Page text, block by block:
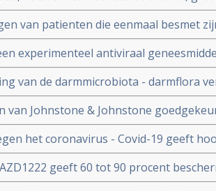
het coronavirus - Covid-19 dan
van patienten die eenmaal besmet
zelden voor blijkt uit nieuwe
experimenteel antiviraal
coronavirussen en specifiek
bij alle deelnemende patienten.
van de darmmicrobiota - darmflora
de functies in het darmmicrobioom
beinvloeden de ernst van de ziekte
van Johnstone & Johnstone
coronavirus.
het coronavirus - Covid-19 geeft
effectiviteit, maar er zijn nog veel
geeft 60 tot 90 procent
Astrazeneca in een